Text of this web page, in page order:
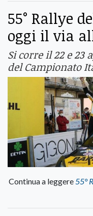
55° Rallye
oggi il via
Si corre il 22 e 23
del Campionato
Continua a leggere55°